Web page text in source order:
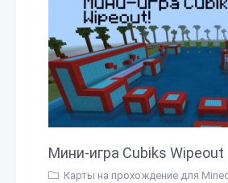
Мини-игра Cubiks Wipeout
Карты на прохождение для